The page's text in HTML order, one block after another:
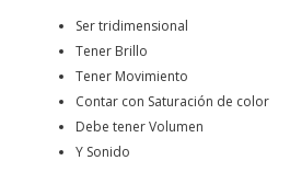
Ser tridimensional
Tener Brillo
Tener Movimiento
Contar con Saturación de color
Debe tener Volumen
Y Sonido